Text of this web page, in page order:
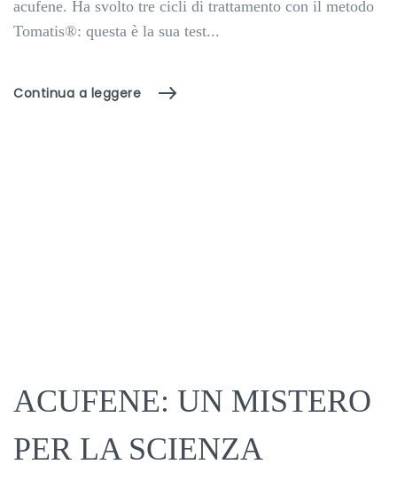
acufene. Ha svolto tre cicli di trattamento con il metodo
Tomatis®: questa è la sua test...
Continua a leggere
ACUFENE: UN MISTERO
PER LA SCIENZA